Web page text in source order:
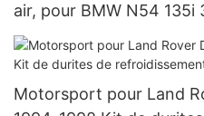
air, pour BMW N54 135i
E88/E90/E92/E60
Motorsport pour Land